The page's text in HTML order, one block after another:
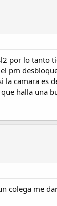
por lo tanto
pm
la camara es
halla una
colega me